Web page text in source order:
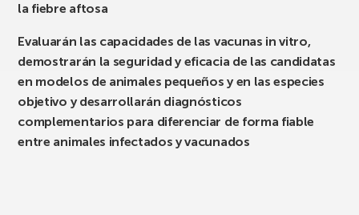
la fiebre aftosa
Evaluarán las capacidades de las vacunas in vitro,
demostrarán la seguridad y eficacia de las candidatas
en modelos de animales pequeños y en las especies
objetivo y desarrollarán diagnósticos
complementarios para diferenciar de forma fiable
entre animales infectados y vacunados